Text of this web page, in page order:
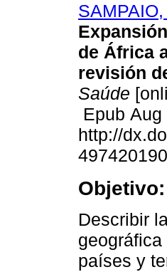
de África
revisión
Saúde
Epub
http://
Objetivo:
Describir
países y